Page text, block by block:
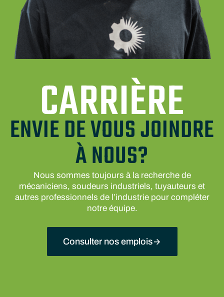
CARRIÈRE
ENVIE DE VOUS JOINDRE
À NOUS?
Nous sommes toujours à la recherche de
mécaniciens, soudeurs industriels, tuyauteurs et
autres professionnels de l’industrie pour compléter
notre équipe.
Consulter nos emplois